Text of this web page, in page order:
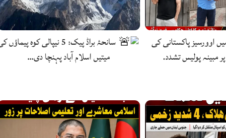
اوورسیز پاکستانی کی
مبینہ پولیس تشدد.
سانحۂ براڈ پیک: 5 نیپالی کوہ
میتیں اسلام آباد پہنچا دی…